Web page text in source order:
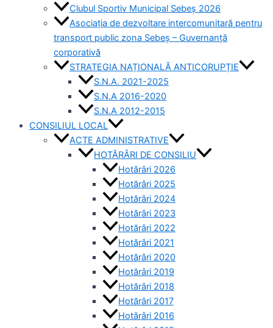
Clubul Sportiv Municipal Sebeș 2026
Asociația de dezvoltare intercomunitară pentru
transport public zona Sebeș – Guvernanță
corporativă
STRATEGIA NAȚIONALĂ ANTICORUPȚIE
S.N.A. 2021-2025
S.N.A 2016-2020
S.N.A 2012-2015
CONSILIUL LOCAL
ACTE ADMINISTRATIVE
HOTĂRÂRI DE CONSILIU
Hotărâri 2026
Hotărâri 2025
Hotărâri 2024
Hotărâri 2023
Hotărâri 2022
Hotărâri 2021
Hotărâri 2020
Hotărâri 2019
Hotărâri 2018
Hotărâri 2017
Hotărâri 2016